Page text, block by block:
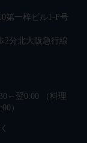
第一梓ビル1-F号
2分北大阪急行線
～翌0:00 （料理
）